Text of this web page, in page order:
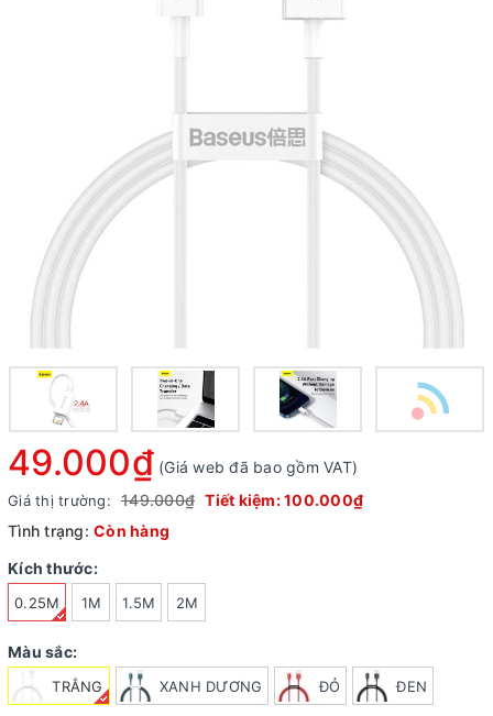
49.000₫ (Giá web đã bao gồm VAT)
Giá thị trường: 149.000₫ Tiết kiệm:100.000₫
Tình trạng: Còn hàng
Kích thước:
0.25M 1M 1.5M 2M
Màu sắc:
TRẮNG XANH DƯƠNG ĐỎ ĐEN